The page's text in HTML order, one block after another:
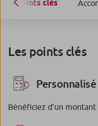
Points clés
Les points clés
Personnalisé
Bénéficiez d’un montant